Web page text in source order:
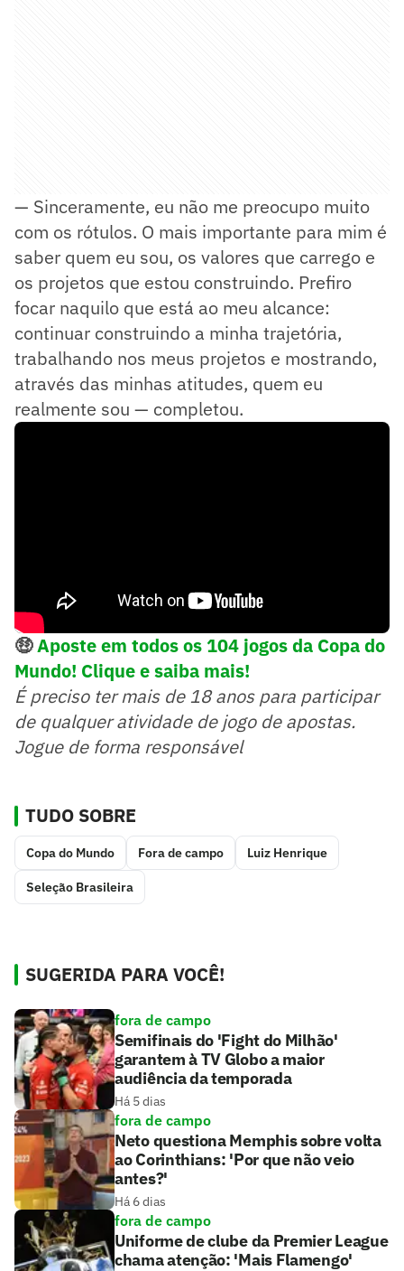
— Sinceramente, eu não me preocupo muito
com os rótulos. O mais importante para mim é
saber quem eu sou, os valores que carrego e
os projetos que estou construindo. Prefiro
focar naquilo que está ao meu alcance:
continuar construindo a minha trajetória,
trabalhando nos meus projetos e mostrando,
através das minhas atitudes, quem eu
realmente sou — completou.
🤑Aposte em todos os 104 jogos da Copa do
Mundo! Clique e saiba mais!
É preciso ter mais de 18 anos para participar
de qualquer atividade de jogo de apostas.
Jogue de forma responsável
TUDO SOBRE
Copa do Mundo Fora de campo Luiz Henrique
Seleção Brasileira
SUGERIDA PARA VOCÊ!
fora de campo
Semifinais do 'Fight do Milhão'
garantem à TV Globo a maior
audiência da temporada
Há 5 dias
fora de campo
Neto questiona Memphis sobre volta
ao Corinthians: 'Por que não veio
antes?'
Há 6 dias
fora de campo
Uniforme de clube da Premier League
chama atenção: 'Mais Flamengo'